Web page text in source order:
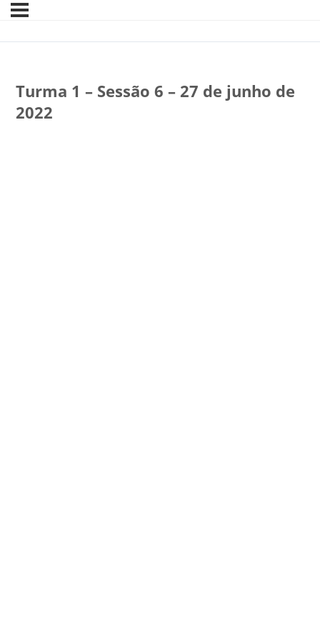
Turma 1 – Sessão 6 – 27 de junho de
2022